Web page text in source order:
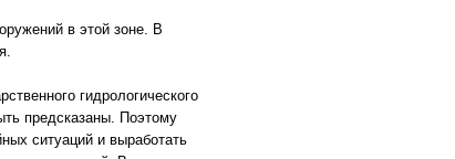
в этой зоне. В
гидрологического
предсказаны. Поэтому
ситуаций и выработать